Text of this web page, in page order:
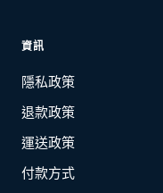
資訊
隱私政策
退款政策
運送政策
付款方式